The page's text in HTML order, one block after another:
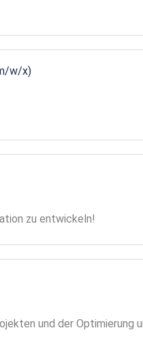
w/x)
zu entwickeln!
und der Optimierung